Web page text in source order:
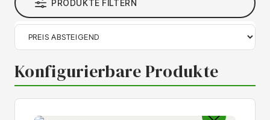
PRODUKTE FILTERN
Konfigurierbare Produkte